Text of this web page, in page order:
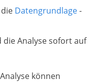
Datengrundlage-
die Analyse sofort auf
können